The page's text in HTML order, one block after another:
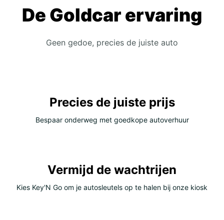
De Goldcar ervaring
Geen gedoe, precies de juiste auto
Precies de juiste prijs
Bespaar onderweg met goedkope autoverhuur
Vermijd de wachtrijen
Kies Key'N Go om je autosleutels op te halen bij onze kiosk